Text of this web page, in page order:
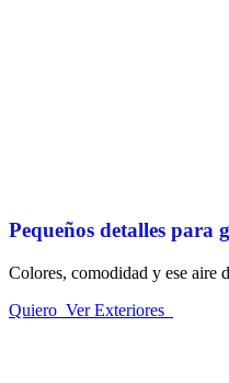
Pequeños detalles para
Colores, comodidad y ese aire
Quiero Ver Exteriores